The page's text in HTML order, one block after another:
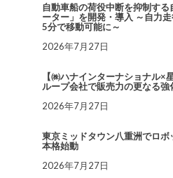
自動車船の荷役中断を抑制す
ーター」を開発・導入 ～自力
5分で移動可能に～
2026年7月27日
【㈱ハナインターナショナル×
ループ会社で販売力の更なる強
2026年7月27日
東京ミッドタウン八重洲でロボ
本格始動
2026年7月27日